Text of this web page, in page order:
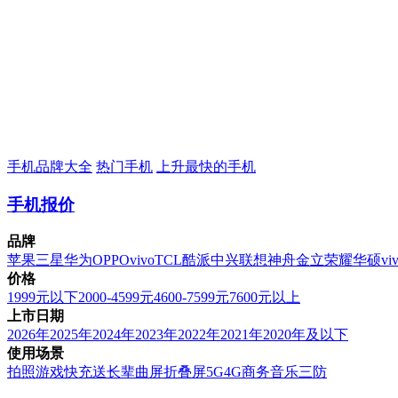
手机品牌大全 热门手机 上升最快的手机
手机报价
品牌
苹果三星华为OPPOvivoTCL酷派中兴联想神舟金立荣耀华硕
价格
1999元以下2000-4599元4600-7599元7600元以上
上市日期
2026年2025年2024年2023年2022年2021年2020年及以下
使用场景
拍照游戏快充送长辈曲屏折叠屏5G4G商务音乐三防